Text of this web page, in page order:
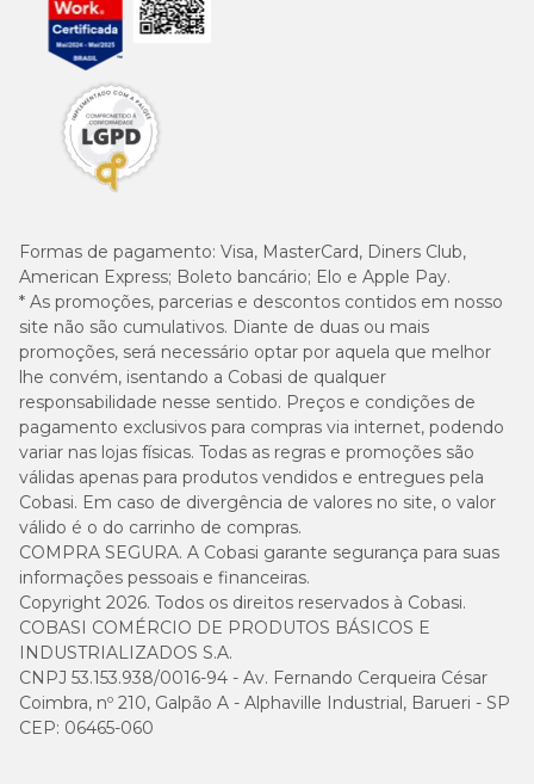
Formas de pagamento: Visa, MasterCard, Diners Club,
American Express; Boleto bancário; Elo e Apple Pay.
* As promoções, parcerias e descontos contidos em nosso
site não são cumulativos. Diante de duas ou mais
promoções, será necessário optar por aquela que melhor
lhe convém, isentando a Cobasi de qualquer
responsabilidade nesse sentido. Preços e condições de
pagamento exclusivos para compras via internet, podendo
variar nas lojas físicas. Todas as regras e promoções são
válidas apenas para produtos vendidos e entregues pela
Cobasi. Em caso de divergência de valores no site, o valor
válido é o do carrinho de compras.
COMPRA SEGURA. A Cobasi garante segurança para suas
informações pessoais e financeiras.
Copyright 2026. Todos os direitos reservados à Cobasi.
COBASI COMÉRCIO DE PRODUTOS BÁSICOS E
INDUSTRIALIZADOS S.A.
CNPJ 53.153.938/0016-94 - Av. Fernando Cerqueira César
Coimbra, nº 210, Galpão A - Alphaville Industrial, Barueri - SP
CEP: 06465-060